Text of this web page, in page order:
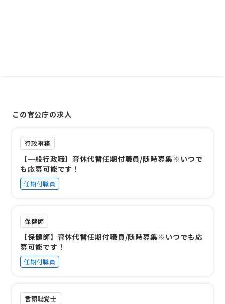
この官公庁の求人
行政事務
【一般行政職】育休代替任期付職員/随時募集※いつで
も応募可能です！
任期付職員
保健師
【保健師】育休代替任期付職員/随時募集※いつでも応
募可能です！
任期付職員
言語聴覚士